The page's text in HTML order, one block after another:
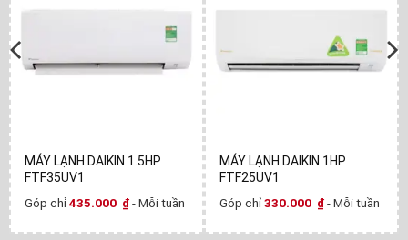
MÁY LẠNH DAIKIN 1.5HP
FTF35UV1
Góp chỉ435.000 ₫- Mỗi tuần
MÁY LẠNH DAIKIN 1HP
FTF25UV1
Góp chỉ330.000 ₫- Mỗi tuần